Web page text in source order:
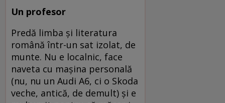
Un profesor
Predă limba şi literatura
română într-un sat izolat, de
munte. Nu e localnic, face
naveta cu maşina personală
(nu, nu un Audi A6, ci o Skoda
veche, antică, de demult) şi e